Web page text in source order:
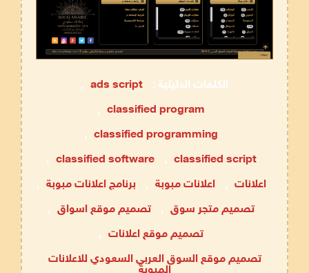
الكلمات الدليلية : ads script
,
classified program
,
classified programming
,
classified script
,
classified software
,
اعلانات , اعلانات مبوبة , برنامج اعلانات مبوبة ,
تصميم متجر سوق , تصميم موقع اسواق ,
تصميم موقع اعلانات ,
تصميم موقع السوق العربي السعودي للاعلانات